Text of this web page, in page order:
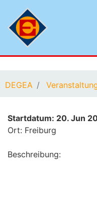
DEGEA
Startdatum: 20. Jun
Ort: Freiburg
Beschreibung: